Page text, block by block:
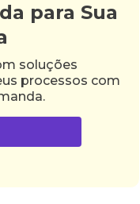
para Sua
soluções
processos com